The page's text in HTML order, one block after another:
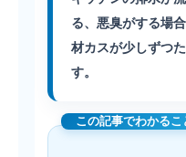
る、悪臭がする場
材カスが少しずつ
す。